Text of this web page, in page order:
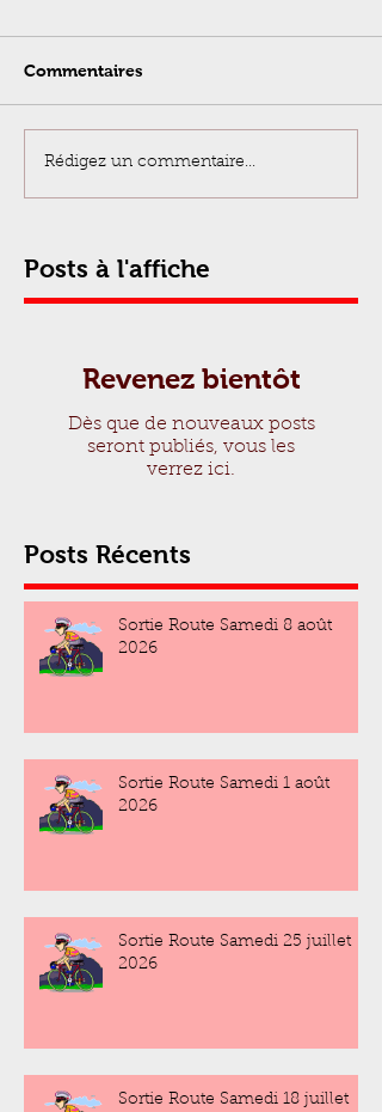
Commentaires
Rédigez un commentaire...
Posts à l'affiche
Revenez bientôt
Dès que de nouveaux posts
seront publiés, vous les
verrez ici.
Posts Récents
Sortie Route Samedi 8 août
2026
Sortie Route Samedi 1 août
2026
Sortie Route Samedi 25 juillet
2026
Sortie Route Samedi 18 juillet